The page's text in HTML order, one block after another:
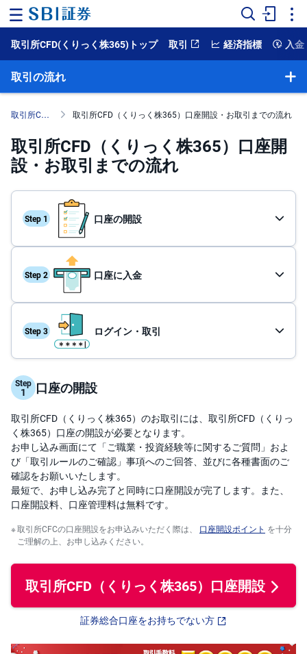
ー
ム
ー
ト
NISA
国
内
株
外
国
株
投
資
託
債
券
FX
お
ま
か
せ
投
資
PICK
UP
S
株
プ
シ
ン
先
物
取引所CFD(くりっく株365)トップ 取引 経済指標 入金
取引の流れ
取引の流れ
操作ガイド
取引所CFD（くりっく株365） 取引所CFD（くりっく株365）口座開設・お取引までの流れ
取引所CFD（くりっく株365）口座開
設・お取引までの流れ
口座の開設
口座に入金
ログイン・取引
Step 口座の開設
取引所CFD（くりっく株365）のお取引には、取引所CFD（くりっ
く株365）口座の開設が必要となります。
お申し込み画面にて「ご職業・投資経験等に関するご質問」およ
び「取引ルールのご確認」事項へのご回答、並びに各種書面のご
確認をお願いいたします。
最短で、お申し込み完了と同時に口座開設が完了します。また、
口座開設料、口座管理料は無料です。
取引所CFCの口座開設をお申込みいただく際は、 口座開設ポイント を十分
ご理解の上、お申し込みください。
取引所CFD（くりっく株365） 口座開設
証券総合口座をお持ちでない方